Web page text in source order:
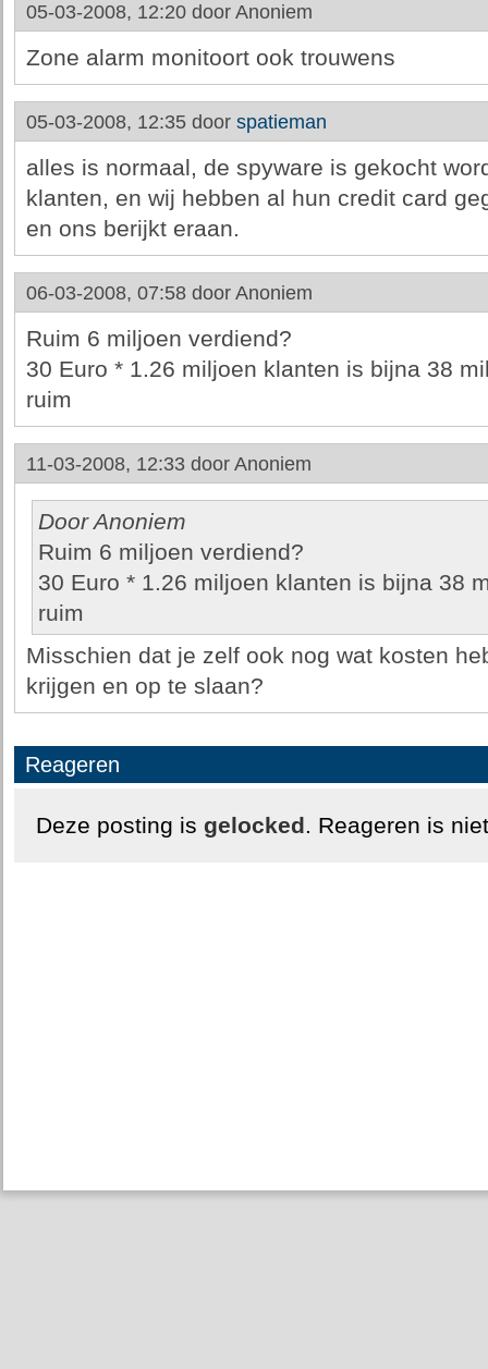
05-03-2008, 12:20 door Anoniem
Zone alarm monitoort ook trouwens
05-03-2008, 12:35 door spatieman
alles is normaal, de spyware is gekocht
klanten, en wij hebben al hun credit card
en ons berijkt eraan.
06-03-2008, 07:58 door Anoniem
Ruim 6 miljoen verdiend?
30 Euro * 1.26 miljoen klanten is bijna 38
ruim
11-03-2008, 12:33 door Anoniem
Door Anoniem
Ruim 6 miljoen verdiend?
30 Euro * 1.26 miljoen klanten is bijna 38
ruim
Misschien dat je zelf ook nog wat kosten
krijgen en op te slaan?
Reageren
Deze posting is gelocked. Reageren is